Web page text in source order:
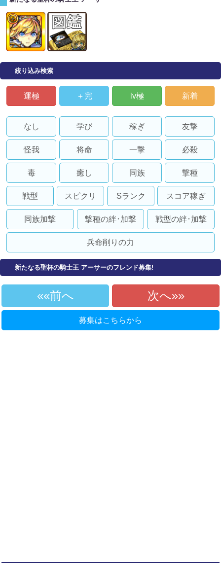
絞り込み検索
運極 ＋完 lv極 新着
なし 学び 稼ぎ 友撃
怪我 将命 一撃 必殺
毒 癒し 同族 撃種
戦型 スピクリ Sランク スコア稼ぎ
同族加撃 撃種の絆･加撃 戦型の絆･加撃
兵命削りの力
新たなる聖杯の騎士王 アーサーのフレンド募集!
«前へ 次へ»
募集はこちらから